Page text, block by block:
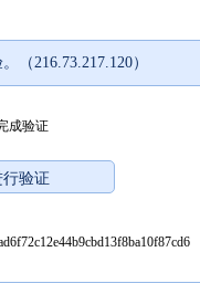
（216.73.217.120）
成验证